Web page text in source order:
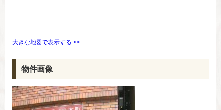
大きな地図で表示する >>
物件画像